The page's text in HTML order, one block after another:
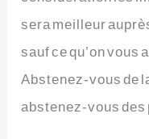
sera meilleur
sauf ce qu’on vous
Abstenez-vous de
abstenez-vous